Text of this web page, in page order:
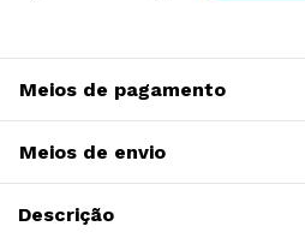
Meios de pagamento
Meios de envio
Descrição